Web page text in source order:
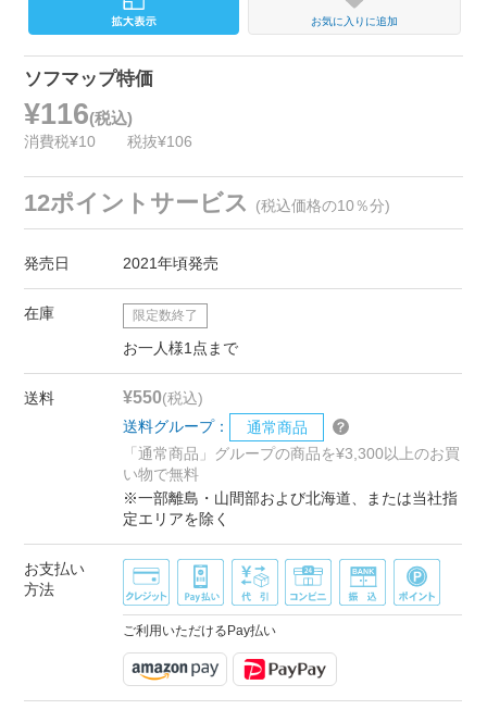
お気に入りに追加
ソフマップ特価
¥116(税込)
消費税¥10 税抜¥106
12ポイントサービス (税込価格の10％分)
発売日 2021年頃発売
在庫 限定数終了
お一人様1点まで
送料 ¥550(税込)
送料グループ：
通常商品
「通常商品」グループの商品を¥3,300以上のお買
い物で無料
※一部離島・山間部および北海道、または当社指
定エリアを除く
お支払い
方法
ご利用いただけるPay払い